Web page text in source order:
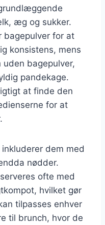
æg og sukker.
bagepulver for at
konsistens, mens
bagepulver,
pandekage.
at finde den
for at
dem med
nødder.
ofte med
hvilket gør
tilpasses enhver
til brunch, hvor de